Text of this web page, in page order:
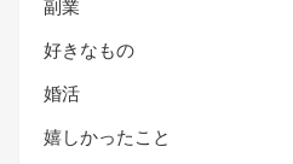
副業
好きなもの
婚活
嬉しかったこと